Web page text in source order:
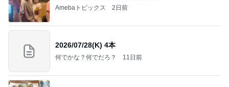
Amebaトピックス 2日前
2026/07/28(K) 4本
何でかな？何でだろ？ 11日前